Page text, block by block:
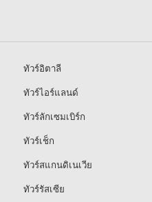
ทัวร์อิตาลี
ทัวร์ไอร์แลนด์
ทัวร์ลักเซมเบิร์ก
ทัวร์เช็ก
ทัวร์สแกนดิเนเวีย
ทัวร์รัสเซีย